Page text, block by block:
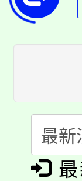
代
轉
《
程
心
系
轉
縣
門
踴
桃
要
「
展
義
公
最